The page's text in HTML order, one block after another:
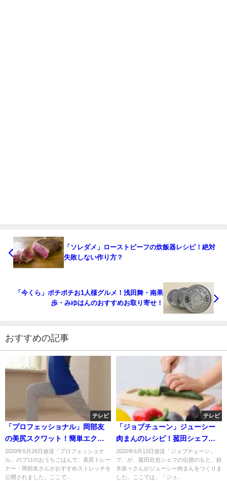
「ソレダメ」ローストビーフの炊飯器レシピ！絶対
失敗しない作り方？
「今くら」ポチポチお1人様グルメ！浅田舞・南果
歩・みゆはんのおすすめお取り寄せ！
おすすめの記事
テレビ
「プロフェッショナル」岡部友
の美尻スクワット！簡単エクサ
サイズ！5月26日
2020年5月26日放送「プロフェッショナ
ル」のプロのおうちごはんで、美尻トレー
ナー・岡部友さんがおすすめストレッチを
公開されました。ここで...
テレビ
「ジョブチューン」ジューシー
肉まんのレシピ！菰田シェフの
中華おうちごはん！
2020年6月13日放送「ジョブチューン」
で、が、菰田欣也シェフの伝授のもと、鈴
木奈々さんがジューシー肉まんをつくりま
した。ここでは、「ジョ...